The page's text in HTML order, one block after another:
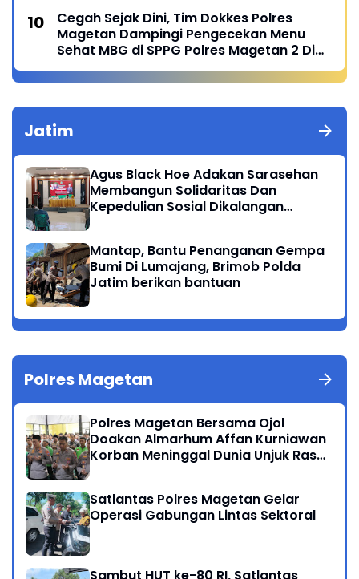
Cegah Sejak Dini, Tim Dokkes Polres
Magetan Dampingi Pengecekan Menu
Sehat MBG di SPPG Polres Magetan 2 Di
Poncol
Jatim
Agus Black Hoe Adakan Sarasehan
Membangun Solidaritas Dan
Kepedulian Sosial Dikalangan
Mantap, Bantu Penanganan Gempa
Bumi Di Lumajang, Brimob Polda
Jatim berikan bantuan
Polres Magetan
Polres Magetan Bersama Ojol
Doakan Almarhum Affan Kurniawan
Korban Meninggal Dunia Unjuk Rasa
Satlantas Polres Magetan Gelar
Operasi Gabungan Lintas Sektoral